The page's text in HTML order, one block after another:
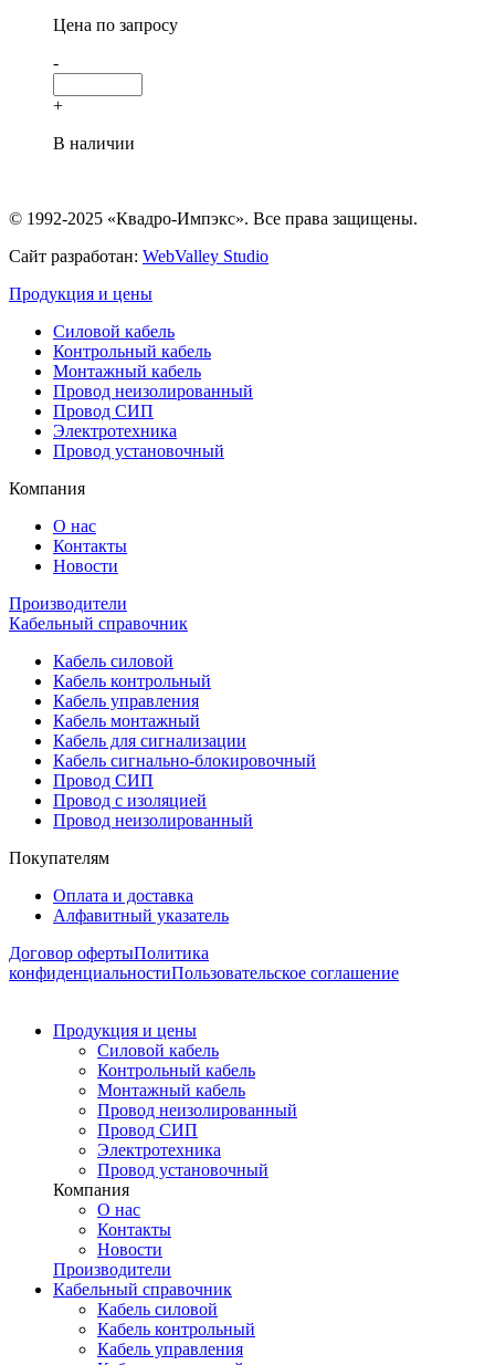
Цена по запросу
-
+
В наличии
© 1992-2025 «Квадро-Импэкс». Все права защищены.
Сайт разработан: WebValley Studio
Продукция и цены
Силовой кабель
Контрольный кабель
Монтажный кабель
Провод неизолированный
Провод СИП
Электротехника
Провод установочный
Компания
О нас
Контакты
Новости
Производители
Кабельный справочник
Кабель силовой
Кабель контрольный
Кабель управления
Кабель монтажный
Кабель для сигнализации
Кабель сигнально-блокировочный
Провод СИП
Провод с изоляцией
Провод неизолированный
Покупателям
Оплата и доставка
Алфавитный указатель
Договор офертыПолитика
конфиденциальностиПользовательское соглашение
Продукция и цены
Силовой кабель
Контрольный кабель
Монтажный кабель
Провод неизолированный
Провод СИП
Электротехника
Провод установочный
Компания
О нас
Контакты
Новости
Производители
Кабельный справочник
Кабель силовой
Кабель контрольный
Кабель управления